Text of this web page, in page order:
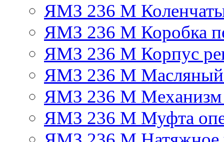
ЯМЗ 236 М
ЯМЗ 236 М Коробка
ЯМЗ 236 М Корпус
ЯМЗ 236 М Масляный
ЯМЗ 236 М Механизм
ЯМЗ 236 М Муфта